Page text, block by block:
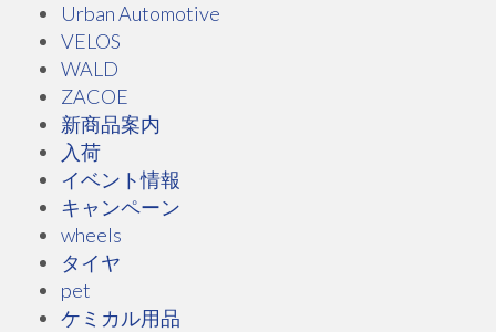
Urban Automotive
VELOS
WALD
ZACOE
新商品案内
入荷
イベント情報
キャンペーン
wheels
タイヤ
pet
ケミカル用品